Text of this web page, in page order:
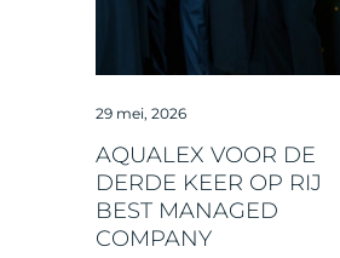
29 mei, 2026
AQUALEX VOOR DE
DERDE KEER OP RIJ
BEST MANAGED
COMPANY